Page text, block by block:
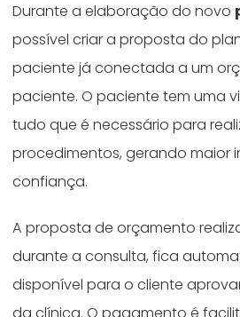
Durante a elaboração do novo
possível criar a proposta do
paciente já conectada a um
paciente. O paciente tem uma
tudo que é necessário para
procedimentos, gerando maior
confiança.
A proposta de orçamento
durante a consulta, fica
disponível para o cliente
da clínica. O pagamento é